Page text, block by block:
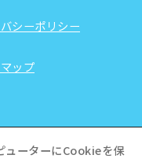
シーポリシー
ップ
ューターにCookieを保